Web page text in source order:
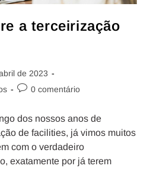
a terceirização
de 2023
0 comentário
dos nossos anos de
de facilities, já vimos muitos
com o verdadeiro
exatamente por já terem